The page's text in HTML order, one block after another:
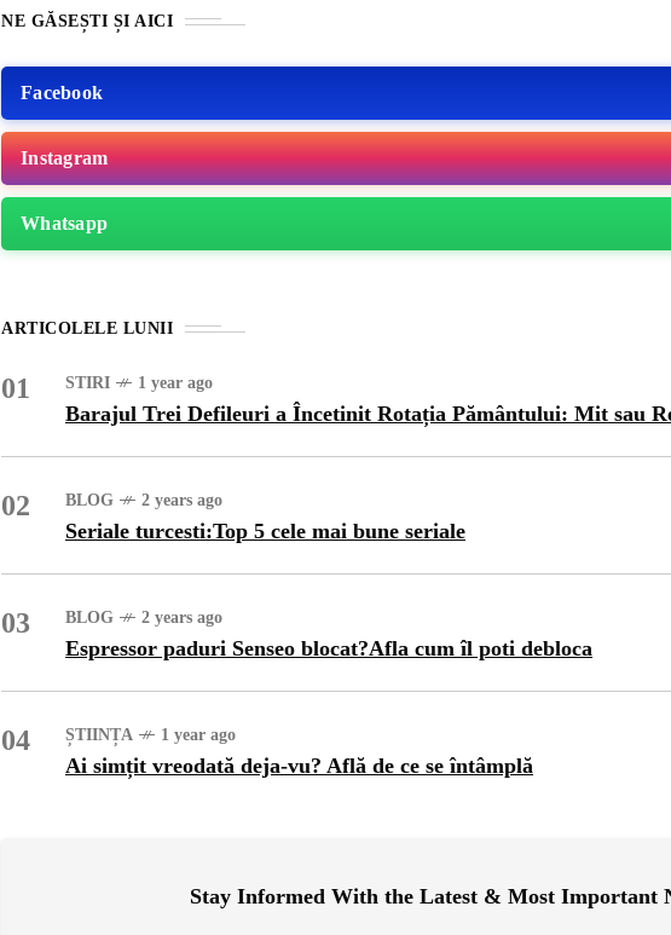
NE GĂSEȘTI ȘI AICI
Facebook
Instagram
Whatsapp
ARTICOLELE LUNII
01 STIRI 1 year ago
Barajul Trei Defileuri a Încetinit Rotația Pământului: Mit sau
02 BLOG 2 years ago
Seriale turcesti:Top 5 cele mai bune seriale
03 BLOG 2 years ago
Espressor paduri Senseo blocat?Afla cum îl poti debloca
04 ȘTIINȚA 1 year ago
Ai simțit vreodată deja-vu? Află de ce se întâmplă
Stay Informed With the Latest & Most Important